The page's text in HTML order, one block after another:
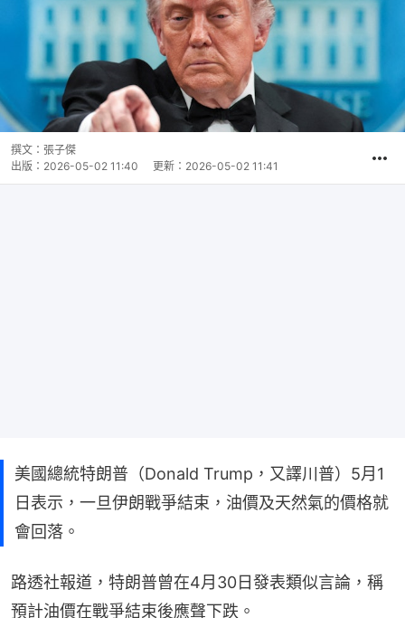
撰文： 張子傑
出版： 2026-05-02 11:40 更新： 2026-05-02 11:41
美國總統特朗普（Donald Trump，又譯川普）5月1
日表示，一旦伊朗戰爭結束，油價及天然氣的價格就
會回落。
路透社報道，特朗普曾在4月30日發表類似言論，稱
預計油價在戰爭結束後應聲下跌。